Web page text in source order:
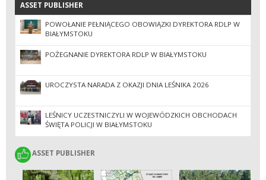
ASSET PUBLISHER
ASSET PUBLISHER
POWOŁANIE PEŁNIĄCEGO OBOWIĄZKI DYREKTORA RDLP W
BIAŁYMSTOKU
POŻEGNANIE DYREKTORA RDLP W BIAŁYMSTOKU
UROCZYSTA NARADA Z OKAZJI DNIA LEŚNIKA 2026
LEŚNICY UCZESTNICZYLI W WOJEWÓDZKICH OBCHODACH
ŚWIĘTA POLICJI W BIAŁYMSTOKU
ASSET PUBLISHER
ASSET PUBLISHER